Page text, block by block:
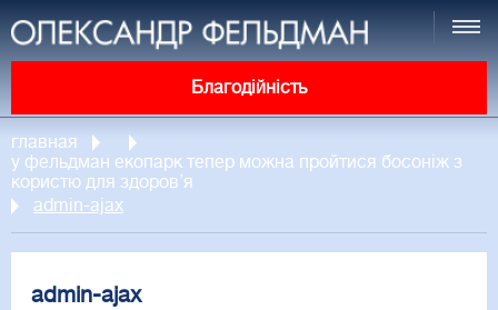
Благодійність
главная
у фельдман екопарк тепер можна пройтися босоніж з
користю для здоров’я
admin-ajax
admin-ajax